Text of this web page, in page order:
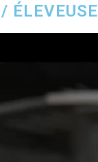
ÉLEVEUSE